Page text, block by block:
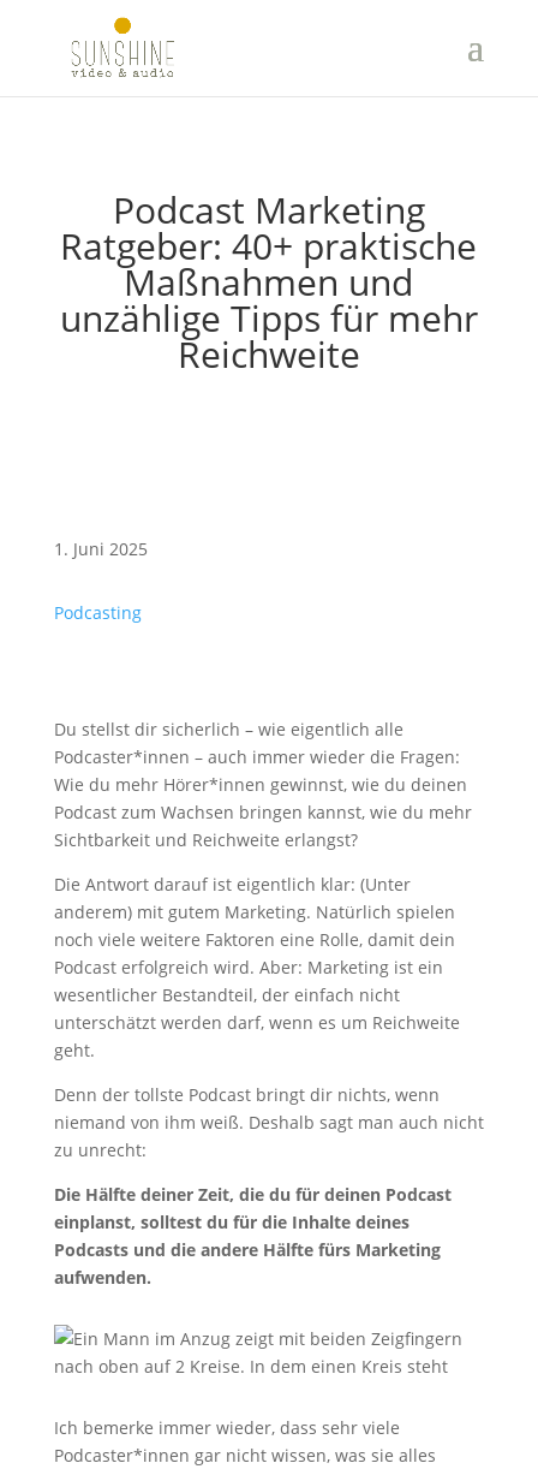
Podcast Marketing
Ratgeber: 40+ praktische
Maßnahmen und
unzählige Tipps für mehr
Reichweite
1. Juni 2025
Podcasting
Du stellst dir sicherlich – wie eigentlich alle
Podcaster*innen – auch immer wieder die Fragen:
Wie du mehr Hörer*innen gewinnst, wie du deinen
Podcast zum Wachsen bringen kannst, wie du mehr
Sichtbarkeit und Reichweite erlangst?
Die Antwort darauf ist eigentlich klar: (Unter
anderem) mit gutem Marketing. Natürlich spielen
noch viele weitere Faktoren eine Rolle, damit dein
Podcast erfolgreich wird. Aber: Marketing ist ein
wesentlicher Bestandteil, der einfach nicht
unterschätzt werden darf, wenn es um Reichweite
geht.
Denn der tollste Podcast bringt dir nichts, wenn
niemand von ihm weiß. Deshalb sagt man auch nicht
zu unrecht:
Die Hälfte deiner Zeit, die du für deinen Podcast
einplanst, solltest du für die Inhalte deines
Podcasts und die andere Hälfte fürs Marketing
aufwenden.
Ich bemerke immer wieder, dass sehr viele
Podcaster*innen gar nicht wissen, was sie alles